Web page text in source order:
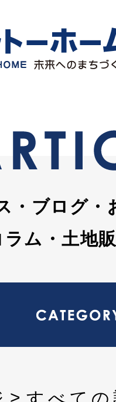
・ブログ・
ム・土地